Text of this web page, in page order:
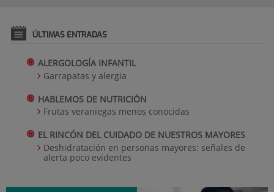
ÚLTIMAS ENTRADAS
ALERGOLOGÍA INFANTIL
Garrapatas y alergia
HABLEMOS DE NUTRICIÓN
Frutas veraniegas menos conocidas
EL RINCÓN DEL CUIDADO DE NUESTROS MAYORES
Deshidratación en personas mayores: señales de
alerta poco evidentes